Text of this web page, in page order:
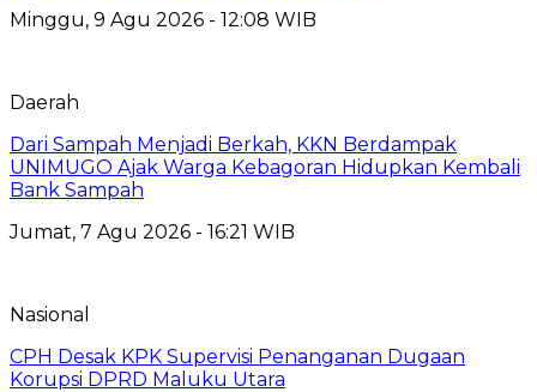
Minggu, 9 Agu 2026 - 12:08 WIB
Daerah
Dari Sampah Menjadi Berkah, KKN Berdampak
UNIMUGO Ajak Warga Kebagoran Hidupkan Kembali
Bank Sampah
Jumat, 7 Agu 2026 - 16:21 WIB
Nasional
CPH Desak KPK Supervisi Penanganan Dugaan
Korupsi DPRD Maluku Utara